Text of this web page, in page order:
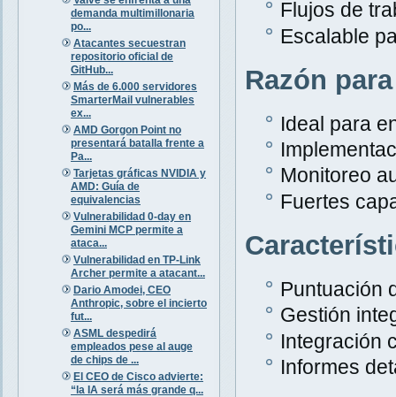
demanda multimillonaria
po...
Atacantes secuestran
repositorio oficial de
GitHub...
Más de 6.000 servidores
SmarterMail vulnerables
ex...
AMD Gorgon Point no
presentará batalla frente a
Pa...
Tarjetas gráficas NVIDIA y
AMD: Guía de
equivalencias
Vulnerabilidad 0-day en
Gemini MCP permite a
ataca...
Vulnerabilidad en TP-Link
Archer permite a atacant...
Dario Amodei, CEO
Anthropic, sobre el incierto
fut...
ASML despedirá
empleados pese al auge
de chips de ...
El CEO de Cisco advierte:
“la IA será más grande q...
Flujos de
Escalable
Razón
Ideal para
Monitoreo
Fuertes
Puntuación
Gestión
Integración
Informes